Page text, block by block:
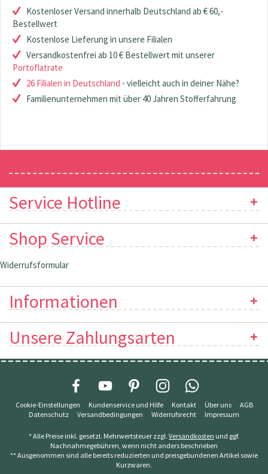
Kostenloser Versand innerhalb Deutschland ab € 60,-
Bestellwert
Kostenlose Lieferung in unsere Filialen
Versandkostenfrei ab 10 € Bestellwert mit unserer
Portoflatrate
26 Filialen in Deutschland - vielleicht auch in deiner Nähe?
Familienunternehmen mit über 40 Jahren Stofferfahrung
Service Hotline
Shop Service
Widerrufsformular
Informationen
Unsere Zahlungsarten
Cookie-Einstellungen Kundenservice und Hilfe Kontakt Über uns
AGB
Datenschutz
Versandbedingungen Widerrufsrecht Impressum
* Alle Preise inkl. gesetzl. Mehrwertsteuer zzgl. Versandkosten und ggf.
Nachnahmegebühren, wenn nicht anders beschrieben
** Ausgenommen sind alle bereits reduzierten und preisgebundenen Artikel sowie
Kurzwaren.